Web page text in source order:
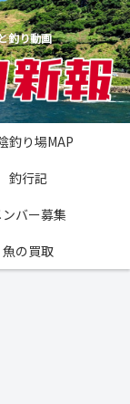
釣り動画
釣り場MAP
釣行記
ンバー募集
魚の買取